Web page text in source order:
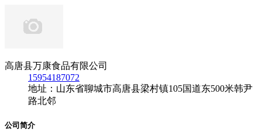
高唐县万康食品有限公司
15954187072
地址：山东省聊城市高唐县梁村镇105国道东500米韩尹
路北邻
公司简介